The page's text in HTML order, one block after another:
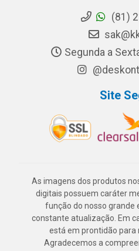
(81)
Segunda a
Site
As imagens dos produtos
digitais possuem caráter
função do nosso grande
constante atualização. Em
está em prontidão para
Agradecemos a